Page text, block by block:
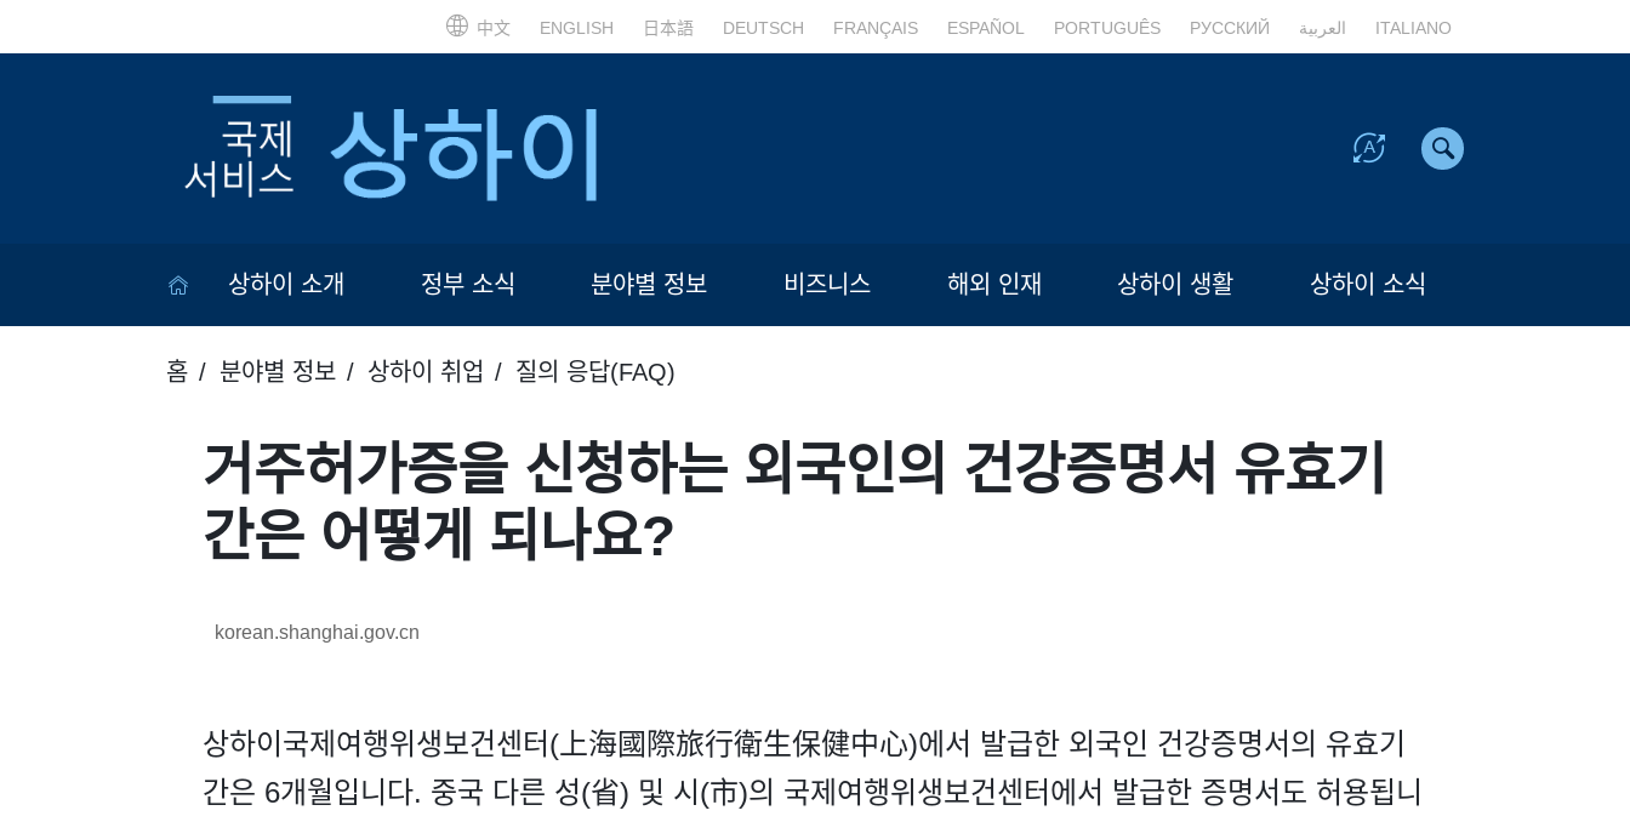
中文 ENGLISH 日本語 DEUTSCH FRANÇAIS ESPAÑOL PORTUGUÊS РУССКИЙ العربية ITALIANO
상하이 소개 정부 소식 분야별 정보 비즈니스 해외 인재 상하이 생활 상하이 소식
홈 분야별 정보 상하이 취업 질의 응답(FAQ)
거주허가증을 신청하는 외국인의 건강증명서 유효기
간은 어떻게 되나요?
korean.shanghai.gov.cn
상하이국제여행위생보건센터(上海國際旅行衛生保健中心)에서 발급한 외국인 건강증명서의 유효기
간은 6개월입니다. 중국 다른 성(省) 및 시(市)의 국제여행위생보건센터에서 발급한 증명서도 허용됩니